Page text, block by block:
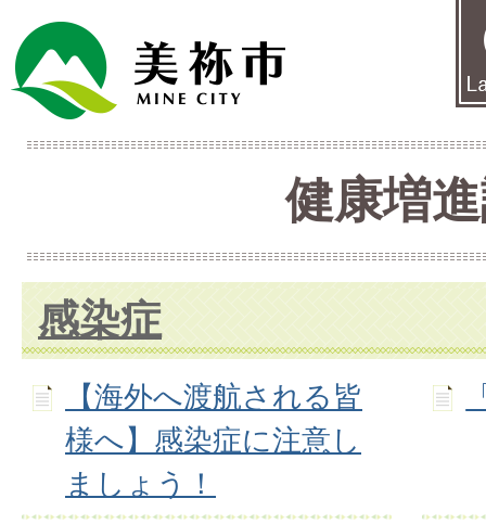
健康増
感染症
【海外へ渡航される皆
様へ】感染症に注意し
ましょう！